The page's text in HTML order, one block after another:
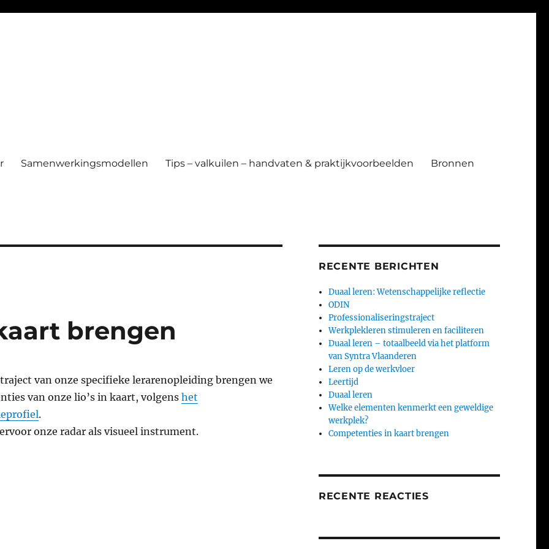
Samenwerkingsmodellen Tips – valkuilen – handvaten & praktijkvoorbeelden Bronnen
brengen
van onze specifieke lerarenopleiding brengen we
van onze lio’s in kaart, volgens het
.
onze radar als visueel instrument.
RECENTE BERICHTEN
Duaal leren: Wetenschappelijke reflectie
ODIN
Professionaliseringstraject
Werkplekleren stimuleren en faciliteren
Duaal leren – totaalbeeld via het platform
van Syntra Vlaanderen
Leren op de werkvloer
Leertijd
Duaal leren
Welke elementen kenmerkt een geweldige
werkplek?
Competenties in kaart brengen
RECENTE REACTIES